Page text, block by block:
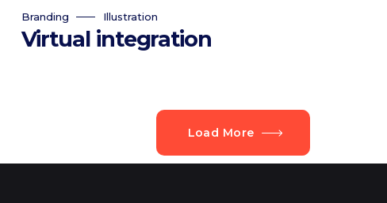
Branding Illustration
Virtual integration
Load More